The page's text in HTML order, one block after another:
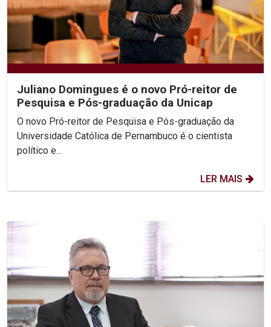
Juliano Domingues é o novo Pró-reitor de
Pesquisa e Pós-graduação da Unicap
O novo Pró-reitor de Pesquisa e Pós-graduação da
Universidade Católica de Pernambuco é o cientista
político e...
LER MAIS